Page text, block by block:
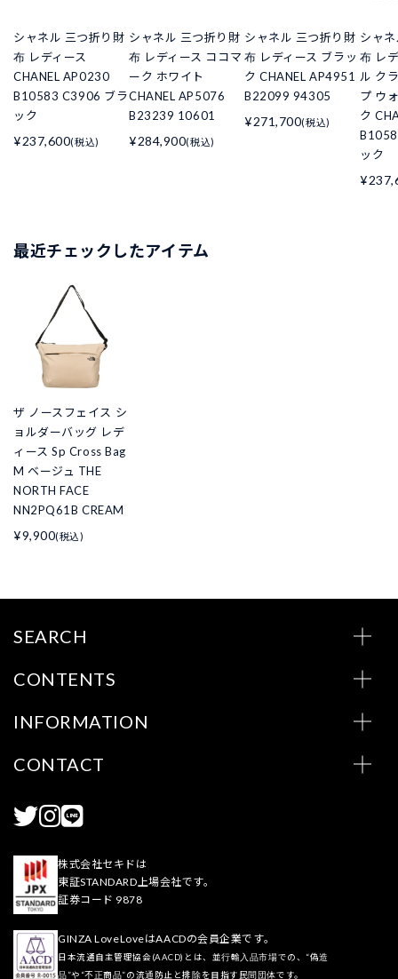
シャネル 三つ折り財
布 レディース
CHANEL AP0230
B10583 C3906 ブラ
ック
¥237,600(税込)
シャネル 三つ折り財
布 レディース ココマ
ーク ホワイト
CHANEL AP5076
B23239 10601
¥284,900(税込)
シャネル 三つ折り財
布 レディース ブラッ
ク CHANEL AP4951
B22099 94305
¥271,700(税込)
シャ
布 レ
ル ク
プ ウ
ク
ック
最近チェックしたアイテム
ザ ノースフェイス シ
ョルダーバッグ レデ
ィース Sp Cross Bag
M ベージュ THE
NORTH FACE
NN2PQ61B CREAM
¥9,900(税込)
SEARCH
CONTENTS
INFORMATION
CONTACT
株式会社セキドは
東証STANDARD上場会社です。
証券コード 9878
GINZA LoveLoveはAACDの会員企業です。
日本流通自主管理協会(AACD)とは、並行輸入品市場での、“偽造
品”や“不正商品”の流通防止と排除を目指す民間団体です。